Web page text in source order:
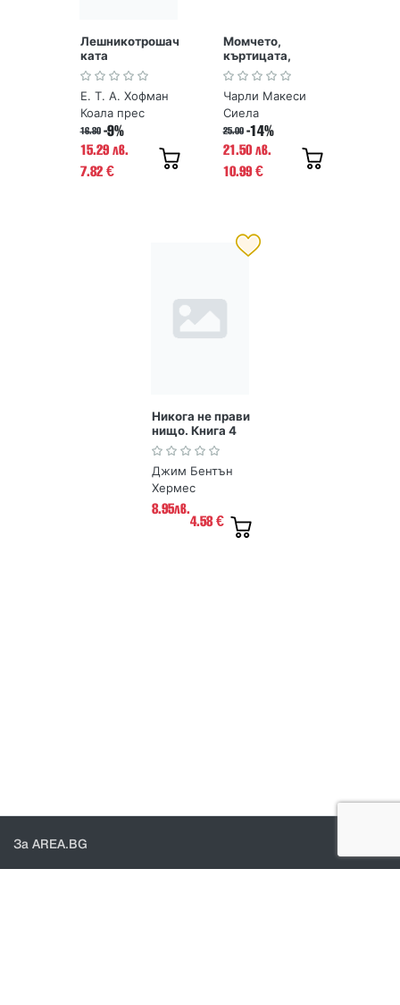
Лешникотрошач
ката
Е. Т. А. Хофман
Коала прес
16.80 -9%
15.29 лв.
7.82 €
Момчето,
къртицата,
лисицата и
конят
Чарли Макеси
Сиела
25.00 -14%
21.50 лв.
10.99 €
Никога не прави
нищо. Книга 4
от Скъпо тъпо
дневниче
Джим Бентън
Хермес
8.95лв.
4.58€
За AREA.BG